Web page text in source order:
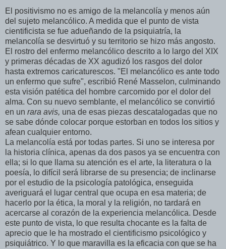
El positivismo no es amigo de la melancolía y menos aún
del sujeto melancólico. A medida que el punto de vista
cientificista se fue adueñando de la psiquiatría, la
melancolía se desvirtuó y su territorio se hizo más angosto.
El rostro del enfermo melancólico descrito a lo largo del XIX
y primeras décadas de XX agudizó los rasgos del dolor
hasta extremos caricaturescos. "El melancólico es ante todo
un enfermo que sufre", escribió René Masselon, culminando
esta visión patética del hombre carcomido por el dolor del
alma. Con su nuevo semblante, el melancólico se convirtió
en un rara avis, una de esas piezas descatalogadas que no
se sabe dónde colocar porque estorban en todos los sitios y
afean cualquier entorno.
La melancolía está por todas partes. Si uno se interesa por
la historia clínica, apenas da dos pasos ya se encuentra con
ella; si lo que llama su atención es el arte, la literatura o la
poesía, lo difícil será librarse de su presencia; de inclinarse
por el estudio de la psicología patológica, enseguida
averiguará el lugar central que ocupa en esa materia; de
hacerlo por la ética, la moral y la religión, no tardará en
acercarse al corazón de la experiencia melancólica. Desde
este punto de vista, lo que resulta chocante es la falta de
aprecio que le ha mostrado el cientificismo psicológico y
psiquiátrico. Y lo que maravilla es la eficacia con que se ha